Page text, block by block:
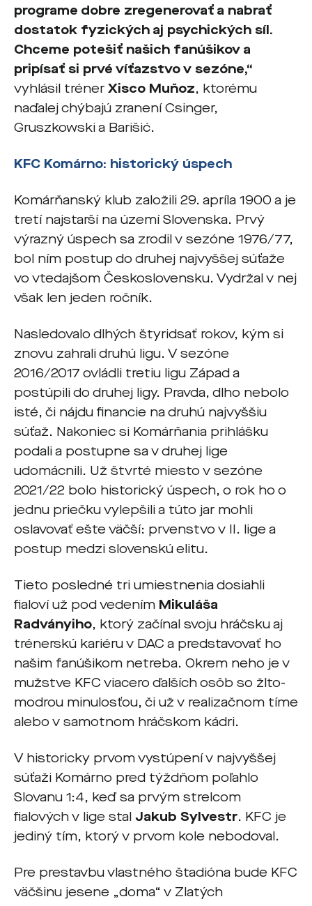
programe dobre zregenerovať a nabrať
dostatok fyzických aj psychických síl.
Chceme potešiť našich fanúšikov a
pripísať si prvé víťazstvo v sezóne,“
vyhlásil tréner Xisco Muňoz, ktorému
naďalej chýbajú zranení Csinger,
Gruszkowski a Barišić.
KFC Komárno: historický úspech
Komárňanský klub založili 29. apríla 1900 a je
tretí najstarší na území Slovenska. Prvý
výrazný úspech sa zrodil v sezóne 1976/77,
bol ním postup do druhej najvyššej súťaže
vo vtedajšom Československu. Vydržal v nej
však len jeden ročník.
Nasledovalo dlhých štyridsať rokov, kým si
znovu zahrali druhú ligu. V sezóne
2016/2017 ovládli tretiu ligu Západ a
postúpili do druhej ligy. Pravda, dlho nebolo
isté, či nájdu financie na druhú najvyššiu
súťaž. Nakoniec si Komárňania prihlášku
podali a postupne sa v druhej lige
udomácnili. Už štvrté miesto v sezóne
2021/22 bolo historický úspech, o rok ho o
jednu priečku vylepšili a túto jar mohli
oslavovať ešte väčší: prvenstvo v II. lige a
postup medzi slovenskú elitu.
Tieto posledné tri umiestnenia dosiahli
fialoví už pod vedením Mikuláša
Radványiho, ktorý začínal svoju hráčsku aj
trénerskú kariéru v DAC a predstavovať ho
našim fanúšikom netreba. Okrem neho je v
mužstve KFC viacero ďalších osôb so žlto-
modrou minulosťou, či už v realizačnom tíme
alebo v samotnom hráčskom kádri.
V historicky prvom vystúpení v najvyššej
súťaži Komárno pred týždňom poľahlo
Slovanu 1:4, keď sa prvým strelcom
fialových v lige stal Jakub Sylvestr. KFC je
jediný tím, ktorý v prvom kole nebodoval.
Pre prestavbu vlastného štadióna bude KFC
väčšinu jesene „doma“ v Zlatých